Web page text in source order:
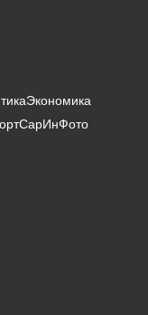
Экономика
СарИнФото